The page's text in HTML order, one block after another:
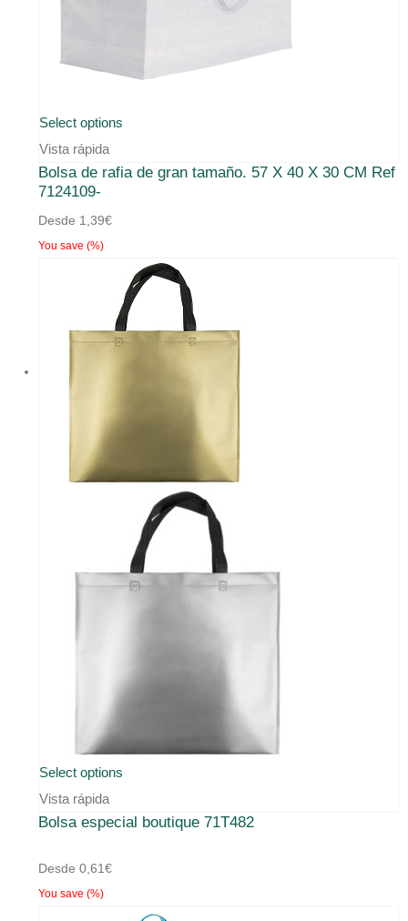
Select options
tiene
opciones
se
pueden
producto
Vista rápida
Bolsa de rafia de gran tamaño. 57 X 40 X 30 CM Ref
7124109-
Desde 1,39€
You save (%)
Select options
tiene
Vista rápida
Bolsa especial boutique 71T482
Desde 0,61€
You save (%)